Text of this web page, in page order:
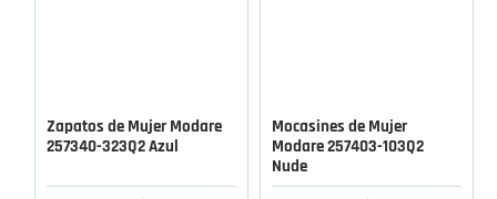
Zapatos de Mujer Modare
257340-323Q2 Azul
Mocasines de Mujer
Modare 257403-103Q2
Nude